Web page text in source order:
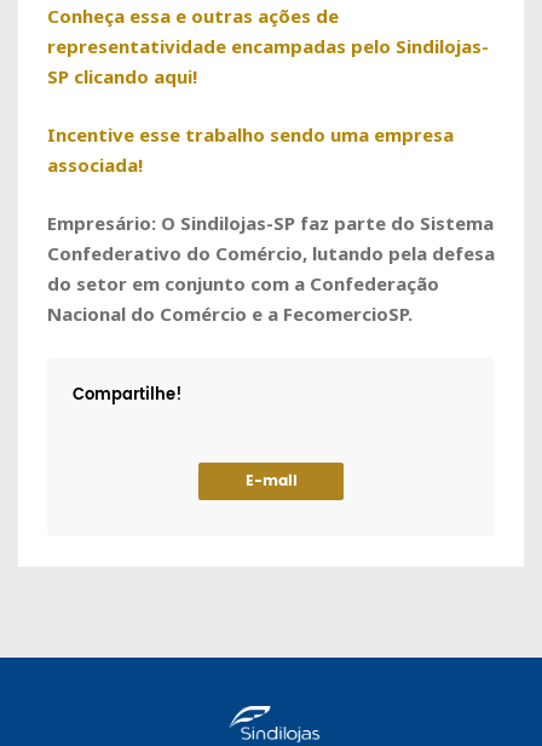
Conheça essa e outras ações de
representatividade encampadas pelo Sindilojas-
SP clicando aqui!
Incentive esse trabalho sendo uma empresa
associada!
Empresário: O Sindilojas-SP faz parte do Sistema
Confederativo do Comércio, lutando pela defesa
do setor em conjunto com a Confederação
Nacional do Comércio e a FecomercioSP.
Compartilhe!
E-mail